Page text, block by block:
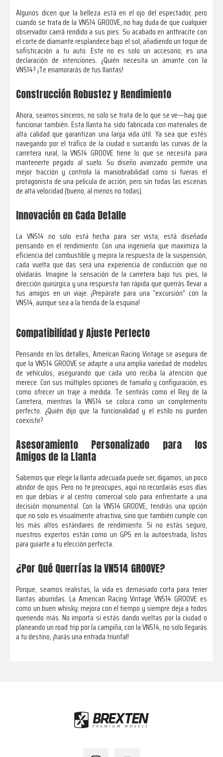
Algunos dicen que la belleza está en el ojo del espectador, pero
cuando se trata de la VN514 GROOVE, no hay duda de que cualquier
observador caerá rendido a sus pies. Su acabado en anthracite con
el corte de diamante resplandece bajo el sol, añadiendo un toque de
sofisticación a tu auto. Este no es solo un accesorio; es una
declaración de intenciones. ¿Quién necesita un amante con la
VN514? ¡Te enamorarás de tus llantas!
Construcción Robustez y Rendimiento
Ahora, seamos sinceros, no solo se trata de lo que se ve—hay que
funcionar también. Esta llanta ha sido fabricada con materiales de
alta calidad que garantizan una larga vida útil. Ya sea que estés
navegando por el tráfico de la ciudad o surcando las curvas de la
carretera rural, la VN514 GROOVE tiene lo que se necesita para
mantenerte pegado al suelo. Su diseño avanzado permite una
mejor tracción y controla la maniobrabilidad como si fueras el
protagonista de una película de acción, pero sin todas las escenas
de alta velocidad (bueno, al menos no todas).
Innovación en Cada Detalle
La VN514 no solo está hecha para ser vista; está diseñada
pensando en el rendimiento. Con una ingeniería que maximiza la
eficiencia del combustible y mejora la respuesta de la suspensión,
cada vuelta que das será una experiencia de conducción que no
olvidarás. Imagine la sensación de la carretera bajo tus pies, la
dirección quirúrgica y una respuesta tan rápida que querrás llevar a
tus amigos en un viaje. ¡Prepárate para una “excursión” con la
VN514, aunque sea a la tienda de la esquina!
Compatibilidad y Ajuste Perfecto
Pensando en los detalles, American Racing Vintage se asegura de
que la VN514 GROOVE se adapte a una amplia variedad de modelos
de vehículos, asegurando que cada uno reciba la atención que
merece. Con sus múltiples opciones de tamaño y configuración, es
como ofrecer un traje a medida. Te sentirás como el Rey de la
Carretera, mientras la VN514 se coloca como un complemento
perfecto. ¿Quién dijo que la funcionalidad y el estilo no pueden
coexistir?
Asesoramiento Personalizado para los
Amigos de la Llanta
Sabemos que elegir la llanta adecuada puede ser, digamos, un poco
abridor de ojos. Pero no te preocupes, aquí no recordarás esos días
en que debías ir al centro comercial solo para enfrentarte a una
decisión monumental. Con la VN514 GROOVE, tendrás una opción
que no solo es visualmente atractiva, sino que también cumple con
los más altos estándares de rendimiento. Si no estás seguro,
nuestros expertos están como un GPS en la autoestrada, listos
para guiarte a tu elección perfecta.
¿Por Qué Querrías la VN514 GROOVE?
Porque, seamos realistas, la vida es demasiado corta para tener
llantas aburridas. La American Racing Vintage VN514 GROOVE es
como un buen whisky: mejora con el tiempo y siempre deja a todos
queriendo más. No importa si estás dando vueltas por la ciudad o
planeando un road trip por la campiña, con la VN514, no solo llegarás
a tu destino, ¡harás una entrada triunfal!